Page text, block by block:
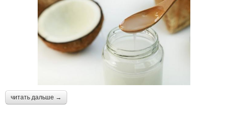
читать дальше →